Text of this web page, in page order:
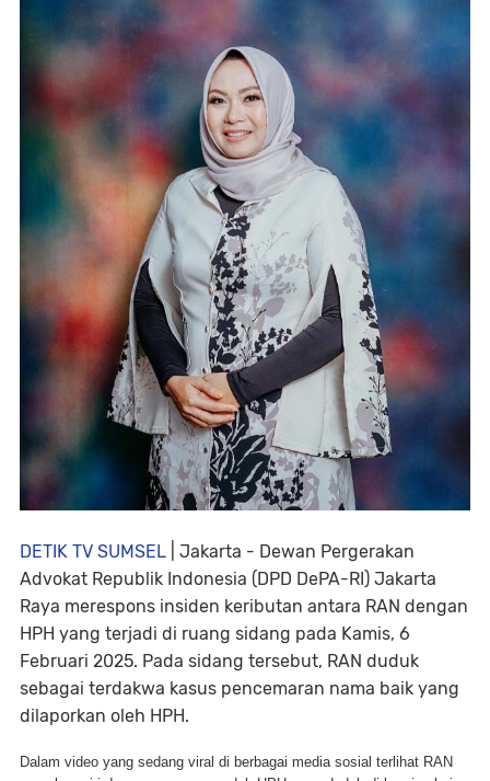
DETIK TV SUMSEL
Jakarta - Dewan Pergerakan
Advokat Republik Indonesia (DPD DePA-RI) Jakarta
Raya merespons insiden keributan antara RAN dengan
HPH yang terjadi di ruang sidang pada Kamis, 6
Februari 2025. Pada sidang tersebut, RAN duduk
sebagai terdakwa kasus pencemaran nama baik yang
dilaporkan oleh HPH.
Dalam video yang sedang viral di berbagai media sosial terlihat RAN